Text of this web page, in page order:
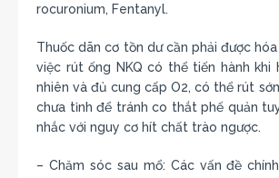
rocuronium, Fentanyl.
Thuốc dãn cơ tồn dư cần phải được
việc rút ống NKQ có thể tiến hành khi
nhiên và đủ cung cấp O2, có thể rút
chưa tỉnh để tránh co thắt phế quản
nhắc với nguy cơ hít chất trào ngược.
– Chăm sóc sau mổ: Các vấn đề